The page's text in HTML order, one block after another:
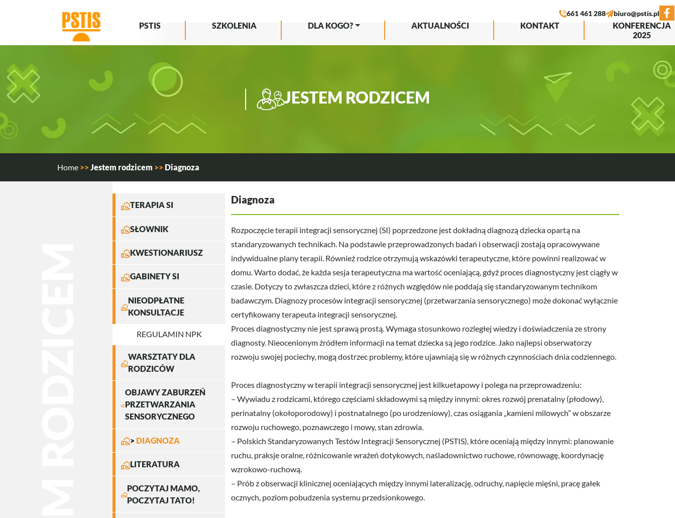
Główna nawigacja
PSTIS SZKOLENIA DLA KOGO? AKTUALNOŚCI KONTAKT
KONFERENCJA
2025
Image
661 461 288Image
biuro@pstis.pl
IMAGE JESTEM RODZICEM
Home >>Jestem rodzicem >> Diagnoza
Image
TERAPIA SI
Image
SŁOWNIK
Image
KWESTIONARIUSZ
Image
GABINETY SI
Image
NIEODPŁATNE
KONSULTACJE
REGULAMIN NPK
Image
WARSZTATY DLA
RODZICÓW
Image
OBJAWY ZABURZEŃ
PRZETWARZANIA
SENSORYCZNEGO
ImageDIAGNOZA
Image
LITERATURA
Image
POCZYTAJ MAMO,
POCZYTAJ TATO!
Diagnoza
Rozpoczęcie terapii integracji sensorycznej (SI) poprzedzone jest dokładną diagnozą dziecka opartą na
standaryzowanych technikach. Na podstawie przeprowadzonych badań i obserwacji zostają opracowywane
indywidualne plany terapii. Również rodzice otrzymują wskazówki terapeutyczne, które powinni realizować w
domu. Warto dodać, że każda sesja terapeutyczna ma wartość oceniającą, gdyż proces diagnostyczny jest ciągły w
czasie. Dotyczy to zwłaszcza dzieci, które z różnych względów nie poddają się standaryzowanym technikom
badawczym. Diagnozy procesów integracji sensorycznej (przetwarzania sensorycznego) może dokonać wyłącznie
certyfikowany terapeuta integracji sensorycznej.
Proces diagnostyczny nie jest sprawą prostą. Wymaga stosunkowo rozległej wiedzy i doświadczenia ze strony
diagnosty. Nieocenionym źródłem informacji na temat dziecka są jego rodzice. Jako najlepsi obserwatorzy
rozwoju swojej pociechy, mogą dostrzec problemy, które ujawniają się w różnych czynnościach dnia codziennego.
Proces diagnostyczny w terapii integracji sensorycznej jest kilkuetapowy i polega na przeprowadzeniu:
– Wywiadu z rodzicami, którego częściami składowymi są między innymi: okres rozwój prenatalny (płodowy),
perinatalny (okołoporodowy) i postnatalnego (po urodzeniowy), czas osiągania „kamieni milowych” w obszarze
rozwoju ruchowego, poznawczego i mowy, stan zdrowia.
– Polskich Standaryzowanych Testów Integracji Sensorycznej (PSTIS), które oceniają między innymi: planowanie
ruchu, praksje oralne, różnicowanie wrażeń dotykowych, naśladownictwo ruchowe, równowagę, koordynację
wzrokowo-ruchową.
– Prób z obserwacji klinicznej oceniających między innymi lateralizację, odruchy, napięcie mięśni, pracę gałek
ocznych, poziom pobudzenia systemu przedsionkowego.